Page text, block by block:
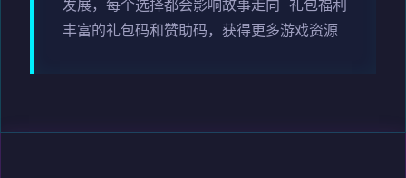
发展，每个选择都会影响故事走向 礼包福利
丰富的礼包码和赞助码，获得更多游戏资源